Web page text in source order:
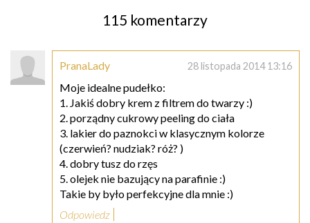
115 komentarzy
PranaLady 28 listopada 2014 13:16
Moje idealne pudełko:
1. Jakiś dobry krem z filtrem do twarzy :)
2. porządny cukrowy peeling do ciała
3. lakier do paznokci w klasycznym kolorze
(czerwień? nudziak? róż? )
4. dobry tusz do rzęs
5. olejek nie bazujący na parafinie :)
Takie by było perfekcyjne dla mnie :)
Odpowiedz